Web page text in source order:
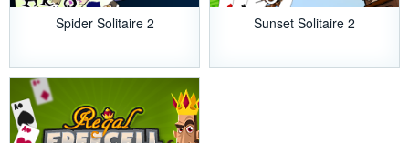
Spider Solitaire 2 Sunset Solitaire 2